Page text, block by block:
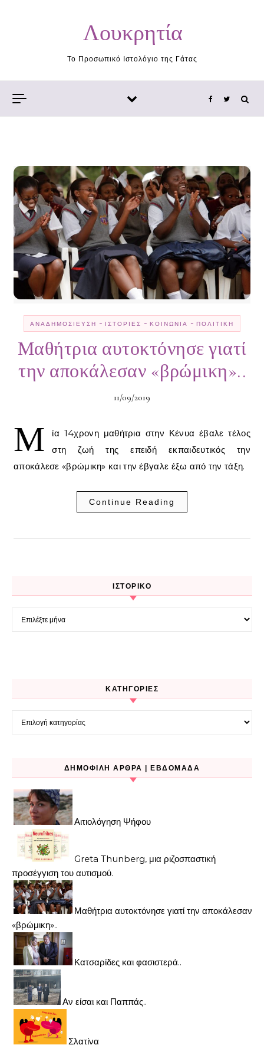
Λουκρητία
Το Προσωπικό Ιστολόγιο της Γάτας
ΑΝΑΔΗΜΟΣΊΕΥΣΗ - ΙΣΤΟΡΊΕΣ - ΚΟΙΝΩΝΊΑ - ΠΟΛΙΤΙΚΉ
Μαθήτρια αυτοκτόνησε γιατί
την αποκάλεσαν «βρώμικη»..
11/09/2019
Μ
ία 14χρονη μαθήτρια στην Κένυα έβαλε τέλος
στη ζωή της επειδή εκπαιδευτικός την
αποκάλεσε «βρώμικη» και την έβγαλε έξω από την τάξη.
Continue Reading
ΙΣΤΟΡΙΚΌ
Ιστορικό
KΑΤΗΓΟΡΊΕΣ
Kατηγορίες
ΔΗΜΟΦΙΛΉ ΆΡΘΡΑ | ΕΒΔΟΜΆΔΑ
Αιτιολόγηση Ψήφου
Greta Thunberg, μια ριζοσπαστική
προσέγγιση του αυτισμού.
Μαθήτρια αυτοκτόνησε γιατί την αποκάλεσαν
«βρώμικη»..
Κατσαρίδες και φασιστερά..
Αν είσαι και Παππάς..
Σλατίνα